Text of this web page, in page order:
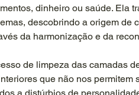
dinheiro ou saúde. Ela
descobrindo a origem de
da harmonização e da
de limpeza das camadas
que não nos permitem